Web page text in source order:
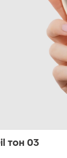
тон 03